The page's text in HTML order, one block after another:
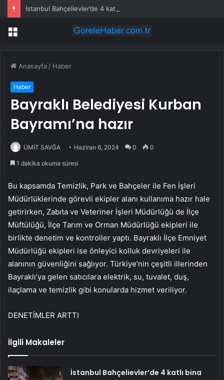
İstanbul Bahçelievler’de 4 katlı bina çöktü
Menü
Anasayfa / Haber
Haber
Bayraklı Belediyesi Kurban
Bayramı’na hazır
ÜMİT SAVĞA Haziran 6, 2024 0 0
1 dakika okuma süresi
Bu kapsamda Temizlik, Park ve Bahçeler ile Fen İşleri
Müdürlüklerinde görevli ekipler alanı kullanıma hazır hale
getirirken, Zabıta ve Veteriner İşleri Müdürlüğü de İlçe
Müftülüğü, İlçe Tarım ve Orman Müdürlüğü ekipleri ile
birlikte denetim ve kontroller yaptı. Bayraklı İlçe Emniyet
Müdürlüğü ekipleri ise önleyici kolluk devriyeleri ile
alanının güvenliğini sağlıyor. Türkiye’nin çeşitli illerinden
Bayraklı’ya gelen satıcılara elektrik, su, tuvalet, duş,
ilaçlama ve temizlik gibi konularda hizmet veriliyor.
DENETİMLER ARTTI
İlgili Makaleler
İstanbul Bahçelievler’de 4 katlı bina